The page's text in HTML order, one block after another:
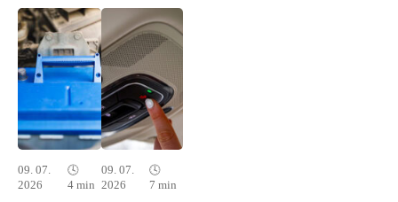
09. 07.
2026
🕓
4 min
09. 07.
2026
🕓
7 min